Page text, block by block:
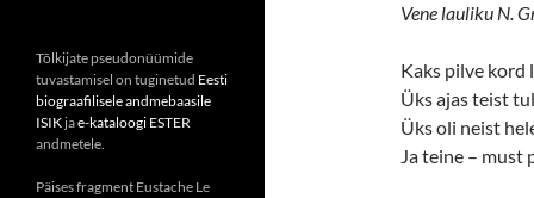
Vene lauliku N.
Kaks pilve kord
Üks ajas teist
Üks oli neist
Ja teine – must
Tõlkijate pseudonüümide
tuvastamisel on tuginetud Eesti
biograafilisele andmebaasile
ISIK jae-kataloogi ESTER
andmetele.
Päises fragment Eustache Le